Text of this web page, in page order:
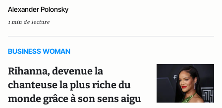
Alexander Polonsky
1 min de lecture
BUSINESS WOMAN
Rihanna, devenue la
chanteuse la plus riche du
monde grâce à son sens aigu